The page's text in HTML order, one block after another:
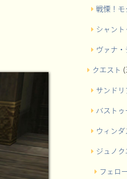
戦慄！モ
シャン
ヴァナ
クエスト
サンドリ
バストゥ
ウィンダ
ジュノク
フェロ